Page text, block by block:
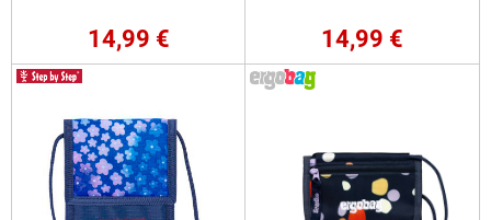
14,99 € 14,99 €